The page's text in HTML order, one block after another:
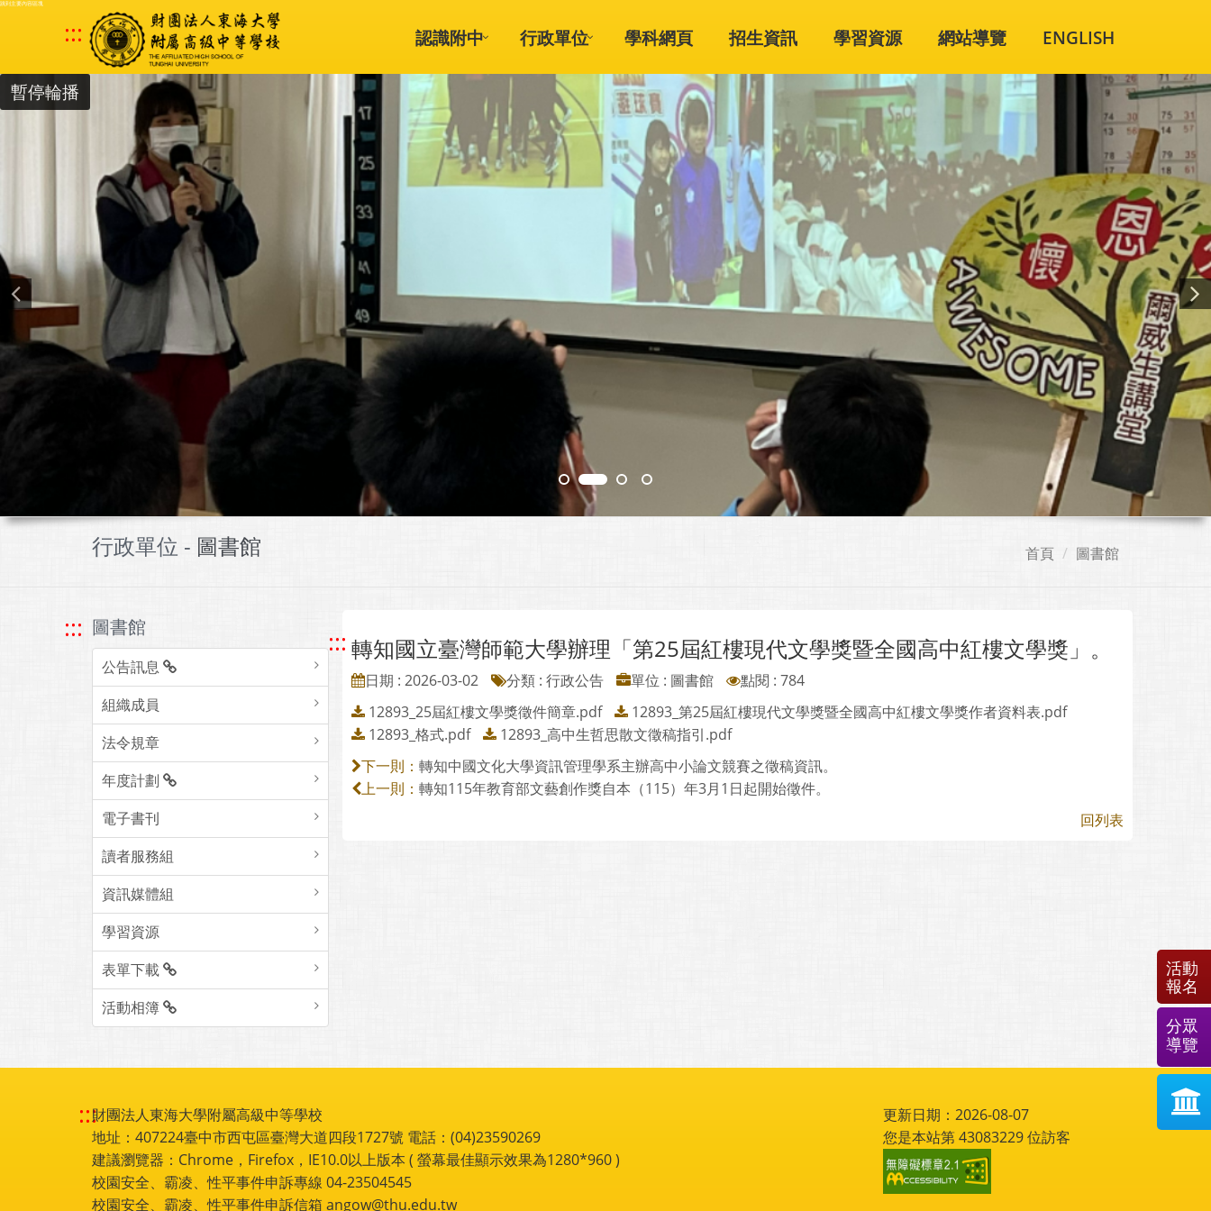
跳到主要內容區塊
::: 認識附中 行政單位 學科網頁 招生資訊 學習資源 網站導覽 ENGLISH
暫停輪播
行政單位 - 圖書館 首頁 圖書館
::: 圖書館
公告訊息
組織成員
法令規章
年度計劃
電子書刊
讀者服務組
資訊媒體組
學習資源
表單下載
活動相簿
::: 轉知國立臺灣師範大學辦理「第25屆紅樓現代文學獎暨全國高中紅樓文學獎」。
日期 : 2026-03-02 分類 : 行政公告 單位 : 圖書館
點閱 : 784
12893_25屆紅樓文學獎徵件簡章.pdf
12893_第25屆紅樓現代文學獎暨全國高中紅樓文學獎作者資料表.pdf
12893_格式.pdf
12893_高中生哲思散文徵稿指引.pdf
下一則： 轉知中國文化大學資訊管理學系主辦高中小論文競賽之徵稿資訊。
上一則： 轉知115年教育部文藝創作獎自本（115）年3月1日起開始徵件。
回列表
:::財團法人東海大學附屬高級中等學校
地址：407224臺中市西屯區臺灣大道四段1727號 電話：(04)23590269
建議瀏覽器：Chrome，Firefox，IE10.0以上版本 ( 螢幕最佳顯示效果為1280*960 )
校園安全、霸凌、性平事件申訴專線 04-23504545
校園安全、霸凌、性平事件申訴信箱 angow@thu.edu.tw
更新日期：2026-08-07
您是本站第43083229位訪客
活動
報名
分眾
導覽